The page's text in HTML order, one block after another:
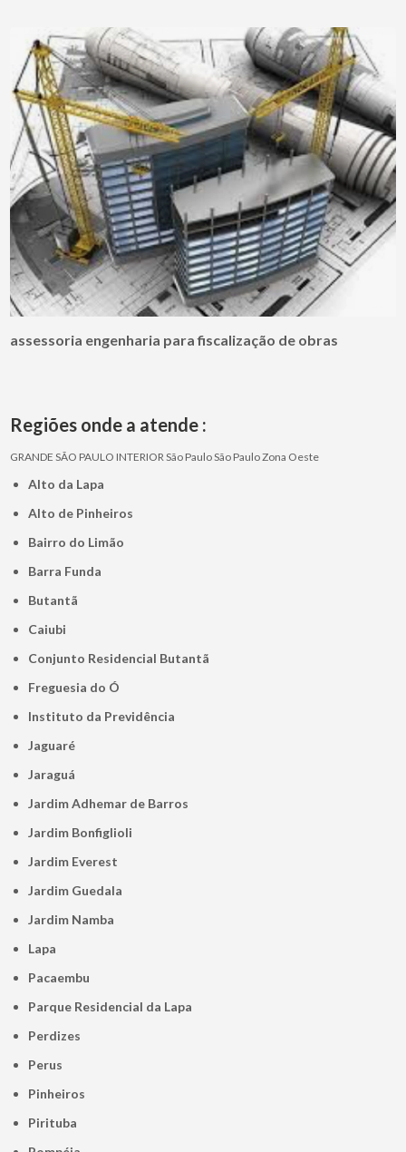
assessoria engenharia para fiscalização de obras
Regiões onde a atende :
GRANDE SÃO PAULO INTERIORSão PauloSão PauloZona Oeste
Alto da Lapa
Alto de Pinheiros
Bairro do Limão
Barra Funda
Butantã
Caiubi
Conjunto Residencial Butantã
Freguesia do Ó
Instituto da Previdência
Jaguaré
Jaraguá
Jardim Adhemar de Barros
Jardim Bonfiglioli
Jardim Everest
Jardim Guedala
Jardim Namba
Lapa
Pacaembu
Parque Residencial da Lapa
Perdizes
Perus
Pinheiros
Pirituba